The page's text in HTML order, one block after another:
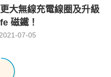
大無線充電線圈及升級
磁鐵！
2021-07-05